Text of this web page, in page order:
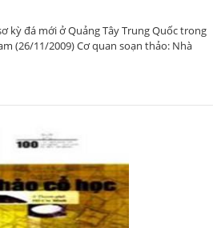
kỳ đá mới ở Quảng Tây Trung Quốc trong
(26/11/2009) Cơ quan soạn thảo: Nhà